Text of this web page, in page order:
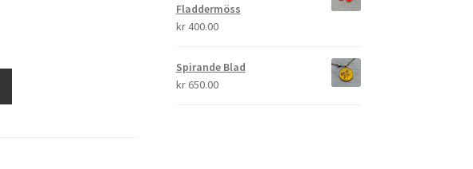
Fladdermöss
kr400.00
Spirande Blad
kr650.00